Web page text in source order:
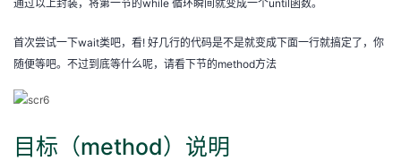
通过以上封装，将第一节的while 循环瞬间就变成一个until函数。
首次尝试一下wait类吧，看! 好几行的代码是不是就变成下面一行就搞定了，你
随便等吧。不过到底等什么呢，请看下节的method方法
目标（method）说明